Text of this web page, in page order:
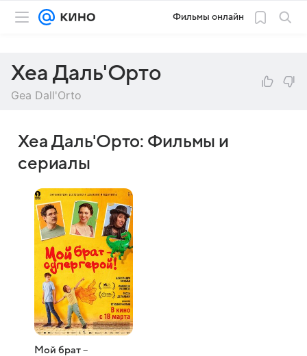
Фильмы онлайн
Хеа Даль'Орто
Gea Dall'Orto
Хеа Даль'Орто: Фильмы и
сериалы
Мой брат –